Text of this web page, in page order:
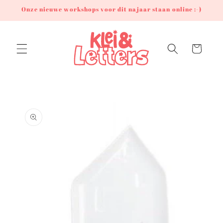
naar de
content
Onze nieuwe workshops voor dit najaar staan online :-)
Winkelwagen
productinformatie